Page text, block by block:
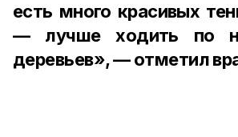
есть много красивых
— лучше ходить по
деревьев», — отметил